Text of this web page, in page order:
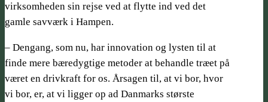
virksomheden sin rejse ved at flytte ind ved det
gamle savværk i Hampen.
– Dengang, som nu, har innovation og lysten til at
finde mere bæredygtige metoder at behandle træet på
været en drivkraft for os. Årsagen til, at vi bor, hvor
vi bor, er, at vi ligger op ad Danmarks største